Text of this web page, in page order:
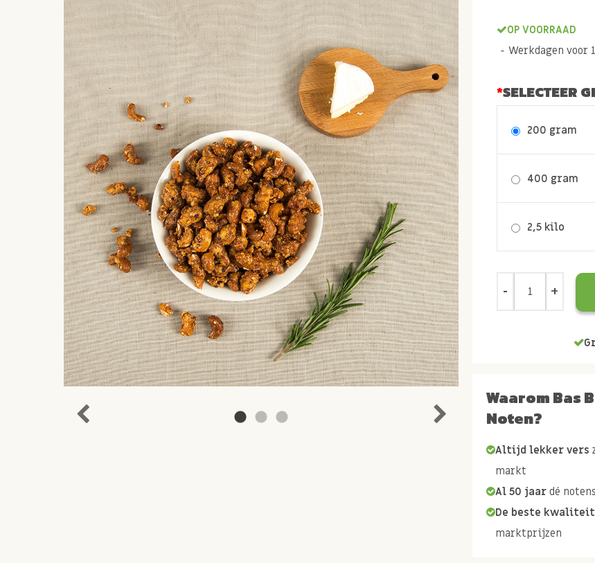
OP VOORRAAD
Werkdagen voor
SELECTEER
200 gram
400 gram
2,5 kilo
Waarom Bas
Noten?
Altijd lekker vers
markt
Al 50 jaar dé
De beste kwaliteit
marktprijzen